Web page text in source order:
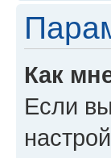
Как
Если